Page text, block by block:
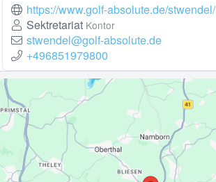
https://www.golf-absolute.de/stwendel/
Sektretariat Kontor
stwendel@golf-absolute.de
+496851979800